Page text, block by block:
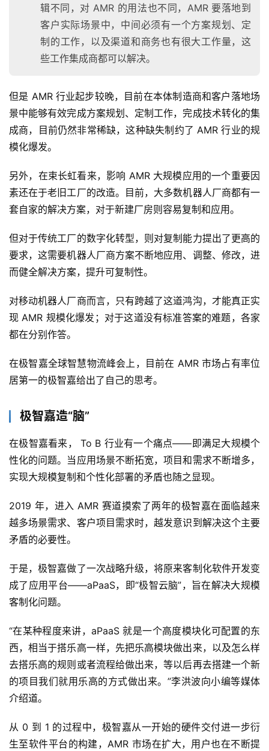
医
疗
智
驾
驶
慧
城
市
更
多
内
登录 注册
辑不同，对 AMR 的用法也不同，AMR 要落地到
客户实际场景中，中间必须有一个方案规划、定
制的工作，以及渠道和商务也有很大工作量，这
些工作集成商都可以解决。
但是 AMR 行业起步较晚，目前在本体制造商和客户落地场
景中能够有效完成方案规划、定制工作，完成技术转化的集
成商，目前仍然非常稀缺，这种缺失制约了 AMR 行业的规
模化爆发。
另外，在束长虹看来，影响 AMR 大规模应用的一个重要因
素还在于老旧工厂的改造。目前，大多数机器人厂商都有一
套自家的解决方案，对于新建厂房则容易复制和应用。
但对于传统工厂的数字化转型，则对复制能力提出了更高的
要求，这需要机器人厂商方案不断地应用、调整、修改，进
而健全解决方案，提升可复制性。
对移动机器人厂商而言，只有跨越了这道鸿沟，才能真正实
现 AMR 规模化爆发；对于这道没有标准答案的难题，各家
都在分别作答。
在极智嘉全球智慧物流峰会上，目前在 AMR 市场占有率位
居第一的极智嘉给出了自己的思考。
极智嘉造“脑”
在极智嘉看来， To B 行业有一个痛点——即满足大规模个
性化的问题。当应用场景不断拓宽，项目和需求不断增多，
实现大规模复制和个性化部署的矛盾也随之显现。
2019 年，进入 AMR 赛道摸索了两年的极智嘉在面临越来
越多场景需求、客户项目需求时，越发意识到解决这个主要
矛盾的必要性。
于是，极智嘉做了一次战略升级，将原来客制化软件开发变
成了应用平台——aPaaS，即“极智云脑”，旨在解决大规模
客制化问题。
“在某种程度来讲，aPaaS 就是一个高度模块化可配置的东
西，相当于搭乐高一样，先把乐高模块做出来，以及怎么样
去搭乐高的规则或者流程给做出来，等以后再去搭建一个新
的项目我们就用乐高的方式做出来。”李洪波向小编等媒体
介绍道。
从 0 到 1 的过程中，极智嘉从一开始的硬件交付进一步衍
生至软件平台的构建，AMR 市场在扩大，用户也在不断提